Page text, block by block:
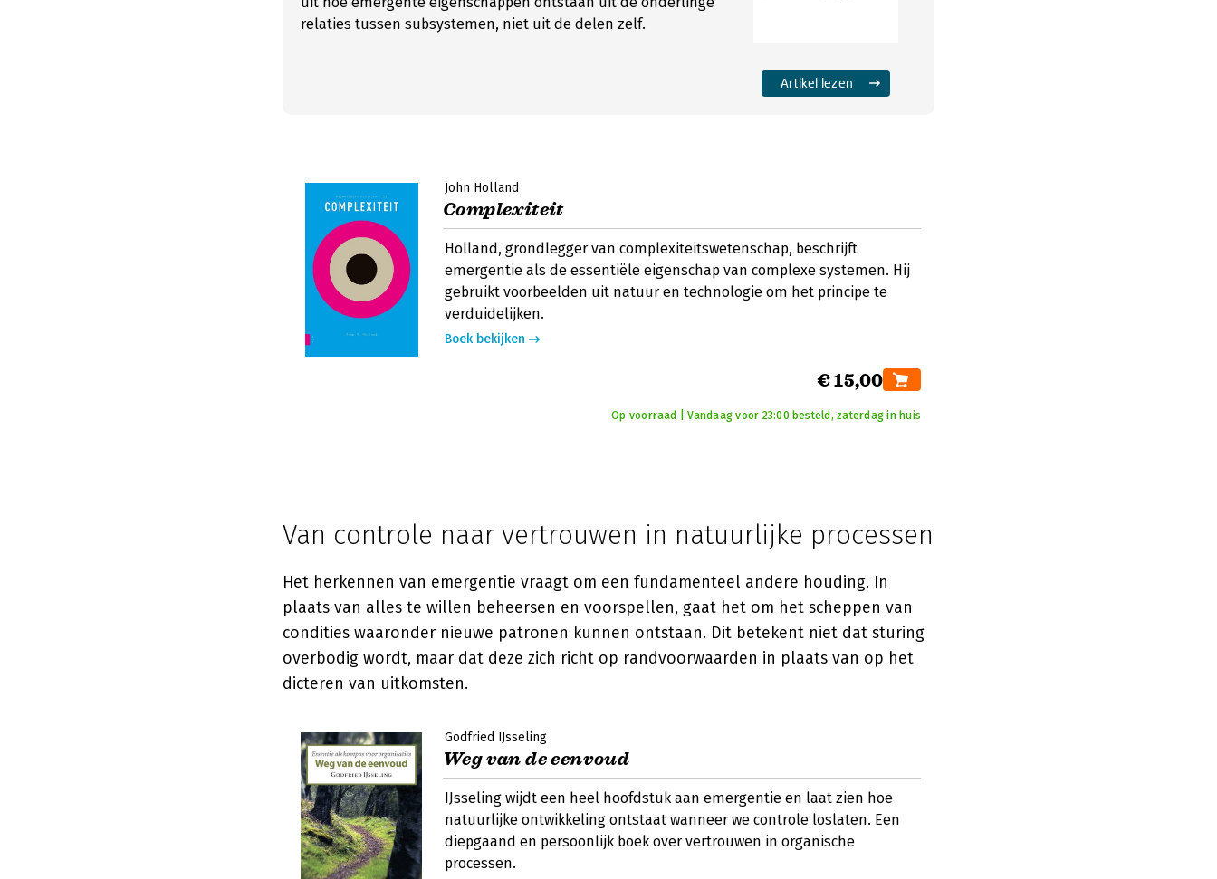
relaties tussen subsystemen, niet uit de delen zelf.
Artikel lezen
John Holland
Complexiteit
Holland, grondlegger van complexiteitswetenschap, beschrijft
emergentie als de essentiële eigenschap van complexe systemen. Hij
gebruikt voorbeelden uit natuur en technologie om het principe te
verduidelijken.
Boek bekijken
€ 15,00
Op voorraad | Vandaag voor 23:00 besteld, zaterdag in huis
Van controle naar vertrouwen in natuurlijke processen
Het herkennen van emergentie vraagt om een fundamenteel andere houding. In
plaats van alles te willen beheersen en voorspellen, gaat het om het scheppen van
condities waaronder nieuwe patronen kunnen ontstaan. Dit betekent niet dat sturing
overbodig wordt, maar dat deze zich richt op randvoorwaarden in plaats van op het
dicteren van uitkomsten.
Godfried IJsseling
Weg van de eenvoud
IJsseling wijdt een heel hoofdstuk aan emergentie en laat zien hoe
natuurlijke ontwikkeling ontstaat wanneer we controle loslaten. Een
diepgaand en persoonlijk boek over vertrouwen in organische
processen.